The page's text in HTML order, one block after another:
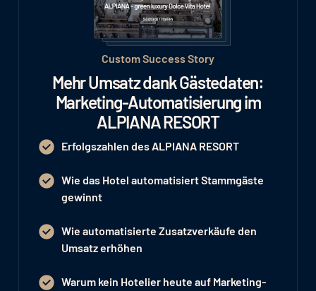
Custom Success Story
Mehr Umsatz dank Gästedaten:
Marketing-Automatisierung im
ALPIANA RESORT
Erfolgszahlen des ALPIANA RESORT
Wie das Hotel automatisiert Stammgäste
gewinnt
Wie automatisierte Zusatzverkäufe den
Umsatz erhöhen
Warum kein Hotelier heute auf Marketing-